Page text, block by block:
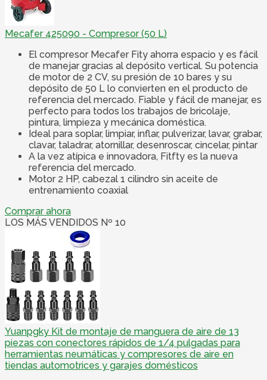
Mecafer 425090 - Compresor (50 L)
El compresor Mecafer Fity ahorra espacio y es fácil
de manejar gracias al depósito vertical. Su potencia
de motor de 2 CV, su presión de 10 bares y su
depósito de 50 L lo convierten en el producto de
referencia del mercado. Fiable y fácil de manejar, es
perfecto para todos los trabajos de bricolaje,
pintura, limpieza y mecánica doméstica.
Ideal para soplar, limpiar, inflar, pulverizar, lavar, grabar,
clavar, taladrar, atornillar, desenroscar, cincelar, pintar
A la vez atípica e innovadora, Fitfty es la nueva
referencia del mercado.
Motor 2 HP, cabezal 1 cilindro sin aceite de
entrenamiento coaxial
Comprar ahora
LOS MÁS VENDIDOS Nº 10
Yuanpgky Kit de montaje de manguera de aire de 13
piezas con conectores rápidos de 1/4 pulgadas para
herramientas neumáticas y compresores de aire en
tiendas automotrices y garajes domésticos